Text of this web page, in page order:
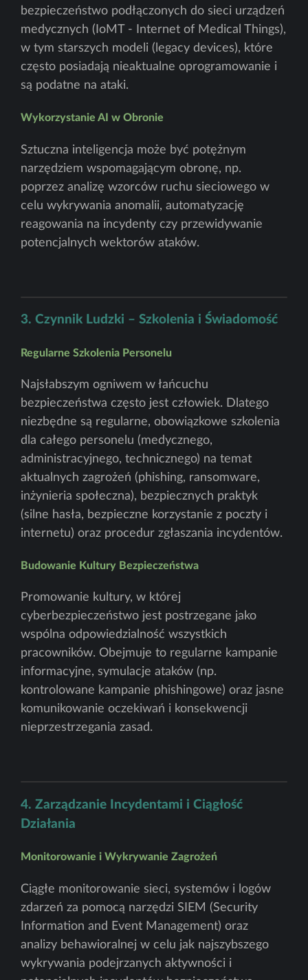
bezpieczeństwo podłączonych do sieci urządzeń
medycznych (IoMT - Internet of Medical Things),
w tym starszych modeli (legacy devices), które
często posiadają nieaktualne oprogramowanie i
są podatne na ataki.
Wykorzystanie AI w Obronie
Sztuczna inteligencja może być potężnym
narzędziem wspomagającym obronę, np.
poprzez analizę wzorców ruchu sieciowego w
celu wykrywania anomalii, automatyzację
reagowania na incydenty czy przewidywanie
potencjalnych wektorów ataków.
3. Czynnik Ludzki – Szkolenia i Świadomość
Regularne Szkolenia Personelu
Najsłabszym ogniwem w łańcuchu
bezpieczeństwa często jest człowiek. Dlatego
niezbędne są regularne, obowiązkowe szkolenia
dla całego personelu (medycznego,
administracyjnego, technicznego) na temat
aktualnych zagrożeń (phishing, ransomware,
inżynieria społeczna), bezpiecznych praktyk
(silne hasła, bezpieczne korzystanie z poczty i
internetu) oraz procedur zgłaszania incydentów.
Budowanie Kultury Bezpieczeństwa
Promowanie kultury, w której
cyberbezpieczeństwo jest postrzegane jako
wspólna odpowiedzialność wszystkich
pracowników. Obejmuje to regularne kampanie
informacyjne, symulacje ataków (np.
kontrolowane kampanie phishingowe) oraz jasne
komunikowanie oczekiwań i konsekwencji
nieprzestrzegania zasad.
4. Zarządzanie Incydentami i Ciągłość
Działania
Monitorowanie i Wykrywanie Zagrożeń
Ciągłe monitorowanie sieci, systemów i logów
zdarzeń za pomocą narzędzi SIEM (Security
Information and Event Management) oraz
analizy behawioralnej w celu jak najszybszego
wykrywania podejrzanych aktywności i